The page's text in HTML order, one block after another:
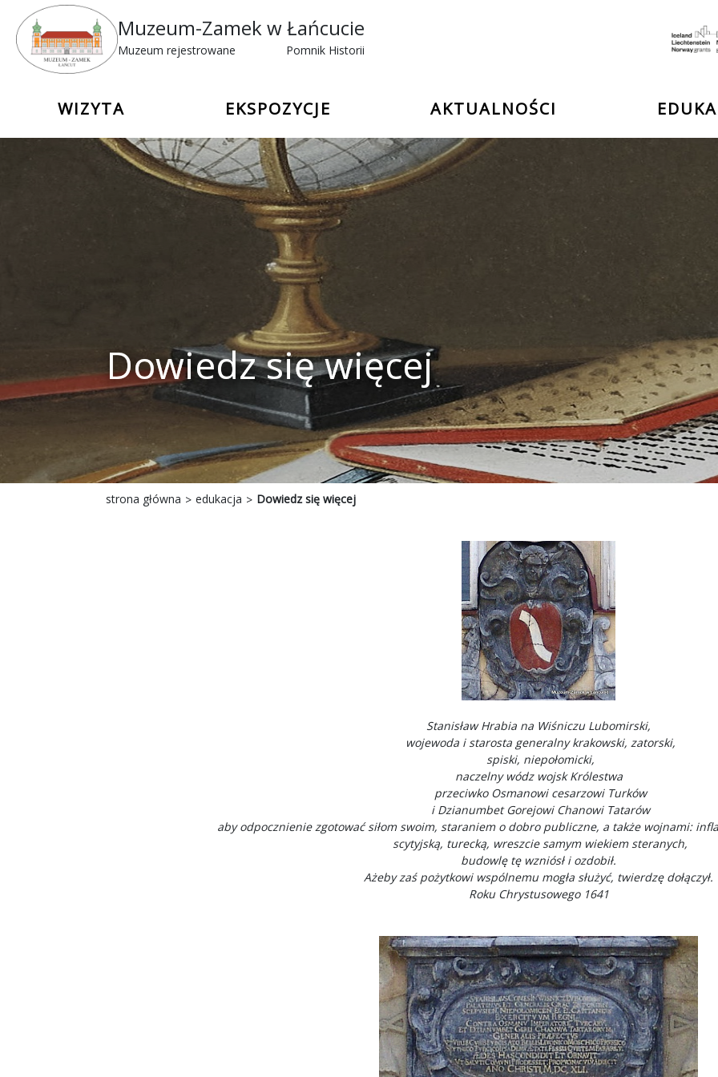
Muzeum-Zamek w Łańcucie
Muzeum rejestrowane Pomnik Historii
WIZYTA EKSPOZYCJE AKTUALNOŚCI
Dowiedz się więcej
strona główna edukacja Dowiedz się więcej
Stanisław Hrabia na Wiśniczu Lubomirski,
wojewoda i starosta generalny krakowski, zatorski,
spiski, niepołomicki,
naczelny wódz wojsk Królestwa
przeciwko Osmanowi cesarzowi Turków
i Dzianumbet Gorejowi Chanowi Tatarów
aby odpocznienie zgotować siłom swoim, staraniem o dobro publiczne, a także wojnami:
scytyjską, turecką, wreszcie samym wiekiem steranych,
budowlę tę wzniósł i ozdobił.
Ażeby zaś pożytkowi wspólnemu mogła służyć, twierdzę dołączył.
Roku Chrystusowego 1641